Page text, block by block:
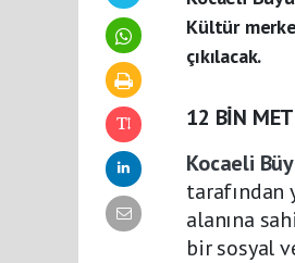
Kültür
çıkılacak.
12 BİN
Kocaeli
tarafından
alanına
bir sosyal